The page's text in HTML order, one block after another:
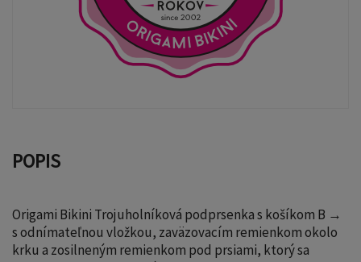
POPIS
Origami Bikini Trojuholníková podprsenka s košíkom B →
s odnímateľnou vložkou, zaväzovacím remienkom okolo
krku a zosilneným remienkom pod prsiami, ktorý sa